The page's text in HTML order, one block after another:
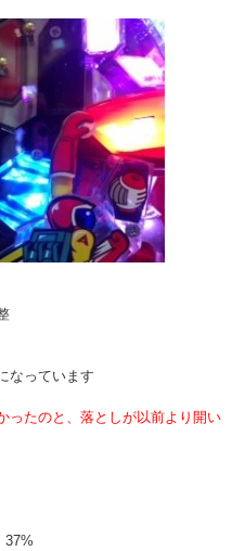
なっています
ったのと、落としが以前より開い
37%